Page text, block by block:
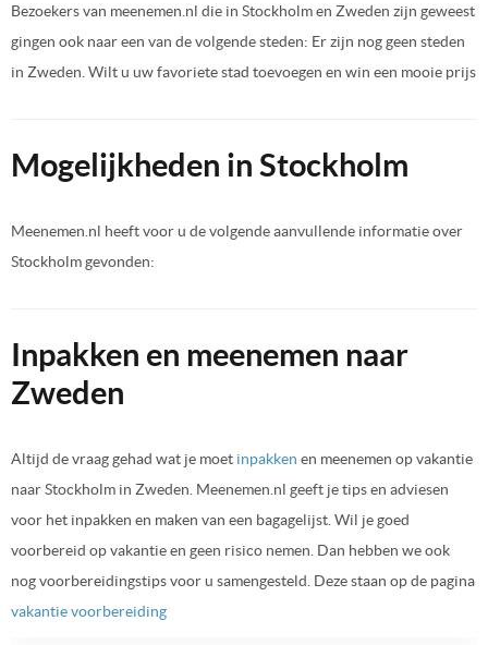
Bezoekers van meenemen.nl die in Stockholm en Zweden zijn geweest
gingen ook naar een van de volgende steden: Er zijn nog geen steden
in Zweden. Wilt u uw favoriete stad toevoegen en win een mooie prijs
Mogelijkheden in Stockholm
Meenemen.nl heeft voor u de volgende aanvullende informatie over
Stockholm gevonden:
Inpakken en meenemen naar
Zweden
Altijd de vraag gehad wat je moet inpakken en meenemen op vakantie
naar Stockholm in Zweden. Meenemen.nl geeft je tips en adviesen
voor het inpakken en maken van een bagagelijst. Wil je goed
voorbereid op vakantie en geen risico nemen. Dan hebben we ook
nog voorbereidingstips voor u samengesteld. Deze staan op de pagina
vakantie voorbereiding